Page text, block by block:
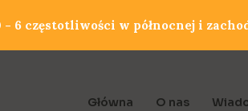
Główna O nas
6 częstotliwości w północnej i